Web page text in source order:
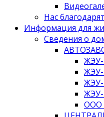
Нас благодарят
Информация для
Сведения о
ЖЭУ-
ЖЭУ-
ЖЭУ-
ЖЭУ-
ООО